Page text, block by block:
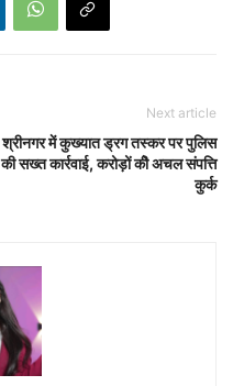
Next article
श्रीनगर में कुख्यात ड्रग तस्कर पर पुलिस
की सख्त कार्रवाई, करोड़ों कीे अचल संपत्ति
कुर्क